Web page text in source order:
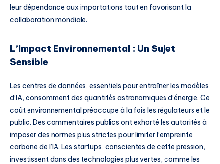
leur dépendance aux importations tout en favorisant la
collaboration mondiale.
L’Impact Environnemental : Un Sujet
Sensible
Les centres de données, essentiels pour entraîner les modèles
d’IA, consomment des quantités astronomiques d’énergie. Ce
coût environnemental préoccupe à la fois les régulateurs et le
public. Des commentaires publics ont exhorté les autorités à
imposer des normes plus strictes pour limiter l’empreinte
carbone de l’IA. Les startups, conscientes de cette pression,
investissent dans des technologies plus vertes, comme les